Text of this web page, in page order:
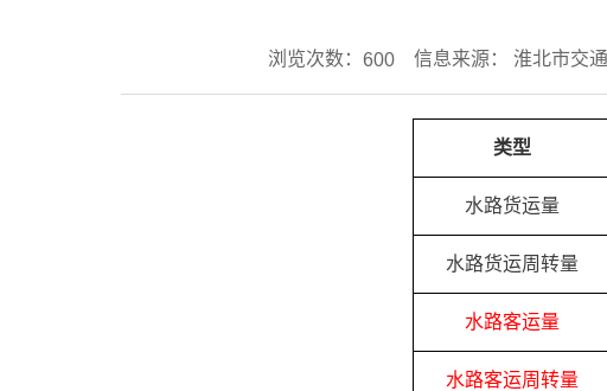
浏览次数： 600 信息来源： 淮北市交
类型
水路货运量
水路货运周转量
水路客运量
水路客运周转量